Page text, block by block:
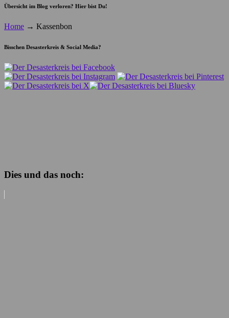
Übersicht im Blog verloren? Hier bist Du!
Home → Kassenbon
Bisschen Desasterkreis & Social Media?
Dies und das noch: